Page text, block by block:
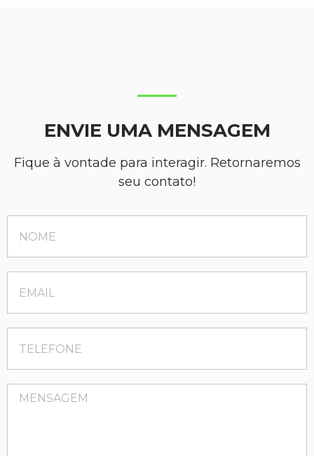
ENVIE UMA MENSAGEM
Fique à vontade para interagir. Retornaremos
seu contato!